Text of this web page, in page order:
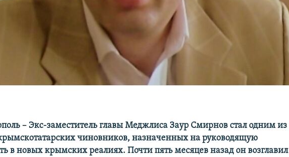
– Экс-заместитель главы Меджлиса Заур Смирнов стал одним из
чиновников, назначенных на руководящую
в новых крымских реалиях. Почти пять месяцев назад он возглавил